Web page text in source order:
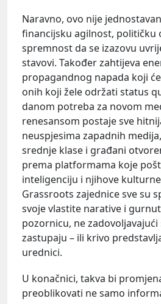
Naravno, ovo nije
financijsku agilnost, političku
spremnost da se izazovu
stavovi. Također zahtijeva
propagandnog napada koji
onih koji žele održati status
danom potreba za novom
renesansom postaje sve
neuspjesima zapadnih
srednje klase i građani
prema platformama koje
inteligenciju i njihove
Grassroots zajednice sve su
svoje vlastite narative i
pozornicu, ne zadovoljavajući
zastupaju – ili krivo
urednici.
U konačnici, takva bi
preoblikovati ne samo